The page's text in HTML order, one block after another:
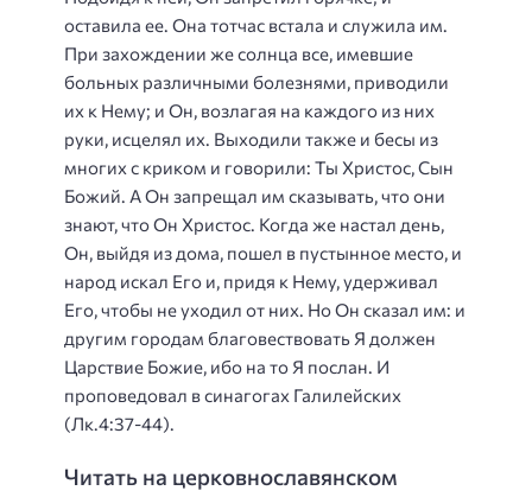
оставила ее. Она тотчас встала и служила им.
При захождении же солнца все, имевшие
больных различными болезнями, приводили
их к Нему; и Он, возлагая на каждого из них
руки, исцелял их. Выходили также и бесы из
многих с криком и говорили: Ты Христос, Сын
Божий. А Он запрещал им сказывать, что они
знают, что Он Христос. Когда же настал день,
Он, выйдя из дома, пошел в пустынное место, и
народ искал Его и, придя к Нему, удерживал
Его, чтобы не уходил от них. Но Он сказал им: и
другим городам благовествовать Я должен
Царствие Божие, ибо на то Я послан. И
проповедовал в синагогах Галилейских
(Лк.4:37-44).
Читать на церковнославянском